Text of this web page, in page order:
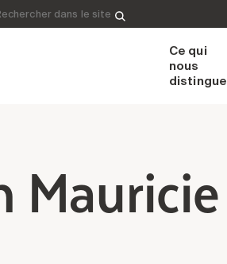
Ce qui
nous
distingue
Mauricie